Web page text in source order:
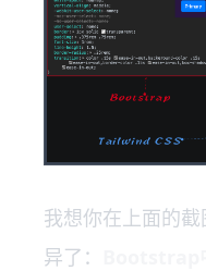
我想你在上面的
异了：